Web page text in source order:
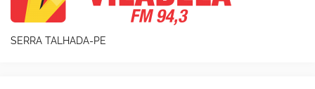
SERRA TALHADA-PE